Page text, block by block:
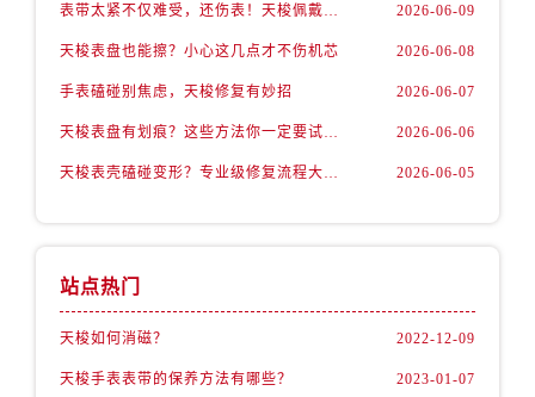
表带太紧不仅难受，还伤表！天梭佩戴优化技巧 2026-06-09
天梭表盘也能擦？小心这几点才不伤机芯 2026-06-08
手表磕碰别焦虑，天梭修复有妙招 2026-06-07
天梭表盘有划痕？这些方法你一定要试试！ 2026-06-06
天梭表壳磕碰变形？专业级修复流程大公开 2026-06-05
站点热门
天梭如何消磁？ 2022-12-09
天梭手表表带的保养方法有哪些？ 2023-01-07